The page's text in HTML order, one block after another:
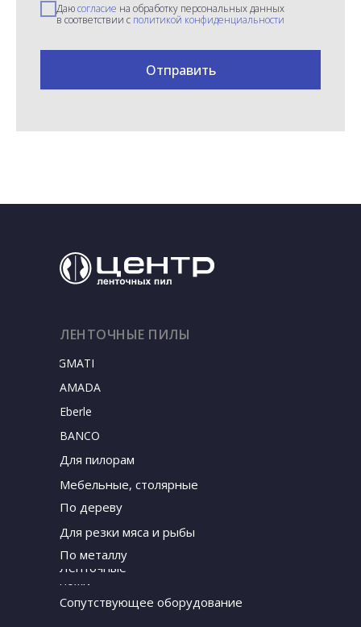
Даюсогласие на обработку персональных данных
в соответствии с политикой конфиденциальности
Отправить
SIGMATEC
AMADA
Eberle
BANCO
Для пилорам
Мебельные, столярные
По дереву
Для резки мяса и рыбы
ЛЕНТОЧНЫЕ ПИЛЫ
По металлу
Ленточные
ножи
Сопутствующее оборудование